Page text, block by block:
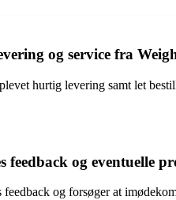
og service fra
hurtig levering samt let
og eventuelle
og forsøger at